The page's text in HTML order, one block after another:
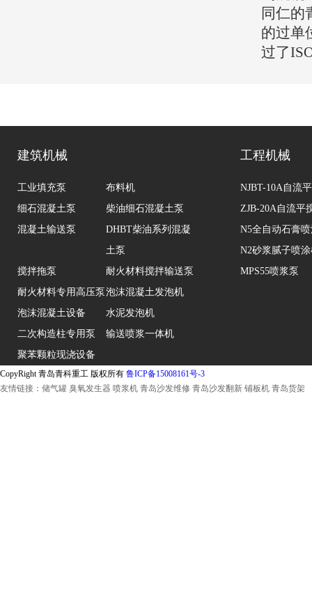
同仁的
的过单
过了
建筑机械
工业填充泵
布料机
细石混凝土泵
柴油细石混凝土泵
混凝土输送泵
DHBT柴油系列混凝
土泵
搅拌拖泵
耐火材料搅拌输送泵
耐火材料专用高压泵 泡沫混凝土发泡机
泡沫混凝土设备
水泥发泡机
二次构造柱专用泵
输送喷浆一体机
聚苯颗粒现浇设备
工程机械
NJBT-10A自流
ZJB-20A自流平
N5全自动石膏
N2砂浆腻子喷
MPS55喷浆泵
CopyRight 青岛青科重工 版权所有 鲁ICP备15008161号-3
友情链接： 储气罐 臭氧发生器 喷浆机 青岛沙发维修 青岛沙发翻新 铺板机 青岛货架